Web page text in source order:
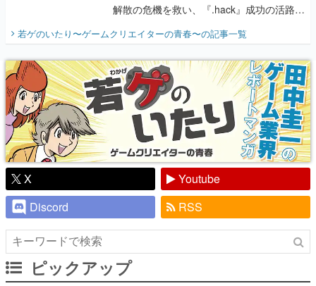
解散の危機を救い、『.hack』成功の活路を
『少年ジャンプ』色だった【若ゲのいた
り】
若ゲのいたり〜ゲームクリエイターの青春〜の記事一覧
X
Youtube
Discord
RSS
ピックアップ